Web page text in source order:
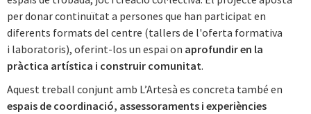
per donar continuïtat a persones que han participat en
diferents formats del centre (tallers de l'oferta formativa
i laboratoris), oferint-los un espai on aprofundir en la
pràctica artística i construir comunitat.
Aquest treball conjunt amb L’Artesà es concreta també en
espais de coordinació, assessoraments i experiències